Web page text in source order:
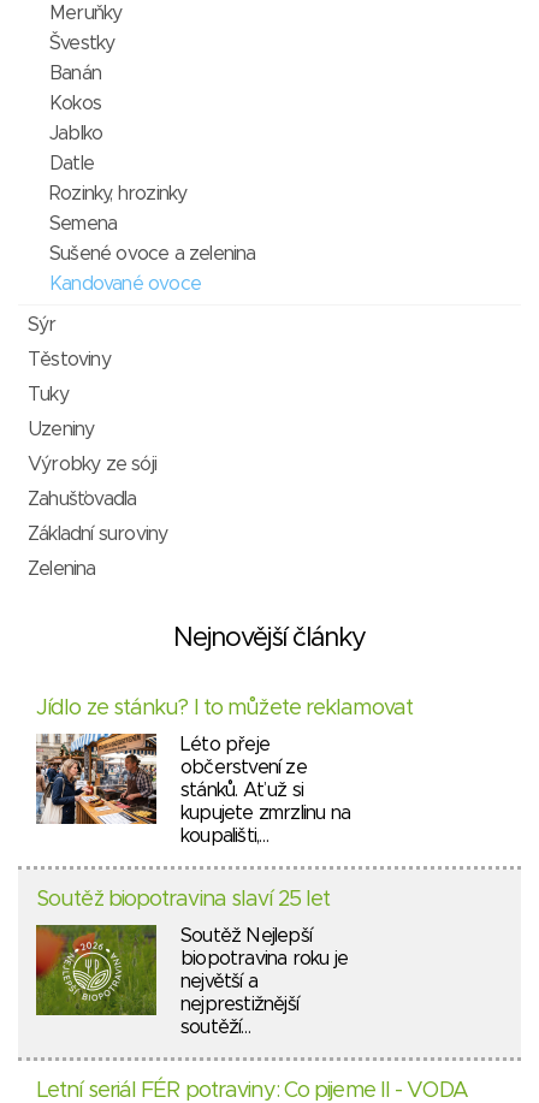
Meruňky
Švestky
Banán
Kokos
Jablko
Datle
Rozinky, hrozinky
Semena
Sušené ovoce a zelenina
Kandované ovoce
Sýr
Těstoviny
Tuky
Uzeniny
Výrobky ze sóji
Zahušťovadla
Základní suroviny
Zelenina
Nejnovější články
Jídlo ze stánku? I to můžete reklamovat
Léto přeje
občerstvení ze
stánků. Ať už si
kupujete zmrzlinu na
koupališti,…
Soutěž biopotravina slaví 25 let
Soutěž Nejlepší
biopotravina roku je
největší a
nejprestižnější
soutěží…
Letní seriál FÉR potraviny: Co pijeme II - VODA